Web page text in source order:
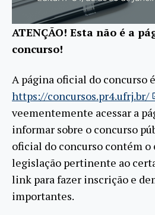
ATENÇÃO! Esta não é a
concurso!
A página oficial do concurso é
https://concursos.pr4.ufrj.br/
veementemente acessar a
informar sobre o concurso
oficial do concurso contém o
legislação pertinente ao
link para fazer inscrição e
importantes.